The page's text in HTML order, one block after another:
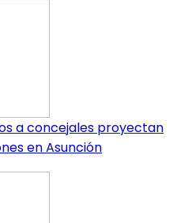
a concejales proyectan
en Asunción